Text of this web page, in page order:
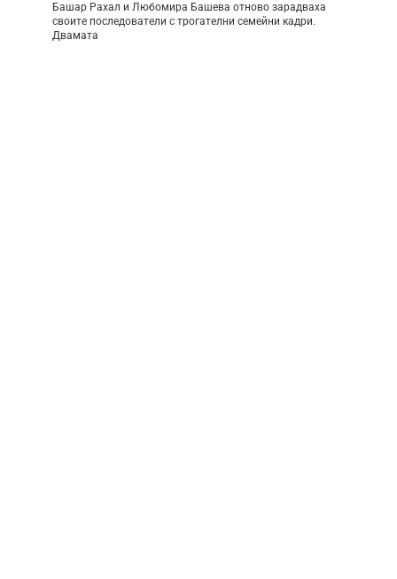
Башар Рахал и Любомира Башева отново зарадваха
своите последователи с трогателни семейни кадри.
Двамата